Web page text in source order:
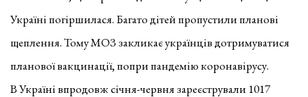
Україні погіршилася. Багато дітей пропустили планові
щеплення. Тому МОЗ закликає українців дотримуватися
планової вакцинації, попри пандемію коронавірусу.
В Україні впродовж січня-червня зареєстрували 1017